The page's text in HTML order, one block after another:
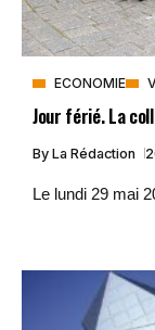
ECONOMIE
Jour férié. La
By La Rédaction
Le lundi 29 mai